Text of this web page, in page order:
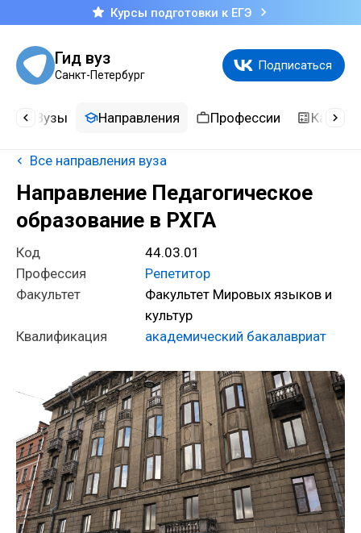
Курсы подготовки к ЕГЭ
Гид вуз
Санкт-Петербург
Подписаться
Вузы Направления Профессии
Все направления вуза
Направление Педагогическое
образование в РХГА
Код
44.03.01
Профессия
Репетитор
Факультет
Факультет Мировых языков и
культур
Квалификация
академический бакалавриат